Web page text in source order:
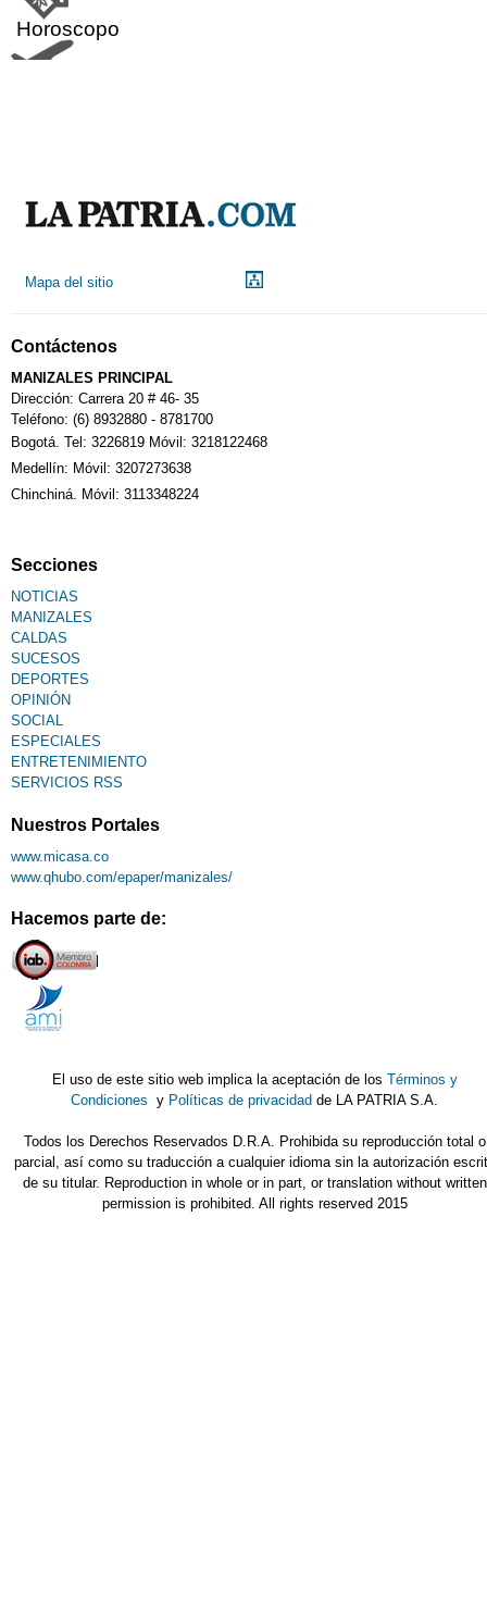
Horoscopo
Calendario Tributario
Sudoku
Mapa del sitio
Contáctenos
MANIZALES PRINCIPAL
Dirección: Carrera 20 # 46- 35
Teléfono: (6) 8932880 - 8781700
Bogotá. Tel: 3226819 Móvil: 3218122468
Medellín: Móvil: 3207273638
Chinchiná. Móvil: 3113348224
Secciones
NOTICIAS
MANIZALES
CALDAS
SUCESOS
DEPORTES
OPINIÓN
SOCIAL
ESPECIALES
ENTRETENIMIENTO
SERVICIOS RSS
Nuestros Portales
www.micasa.co
www.qhubo.com/epaper/manizales/
Hacemos parte de:
El uso de este sitio web implica la aceptación de los Términos y
Condiciones y Políticas de privacidad de LA PATRIA S.A.
Todos los Derechos Reservados D.R.A. Prohibida su reproducción total o
parcial, así como su traducción a cualquier idioma sin la autorización
de su titular. Reproduction in whole or in part, or translation without written
permission is prohibited. All rights reserved 2015